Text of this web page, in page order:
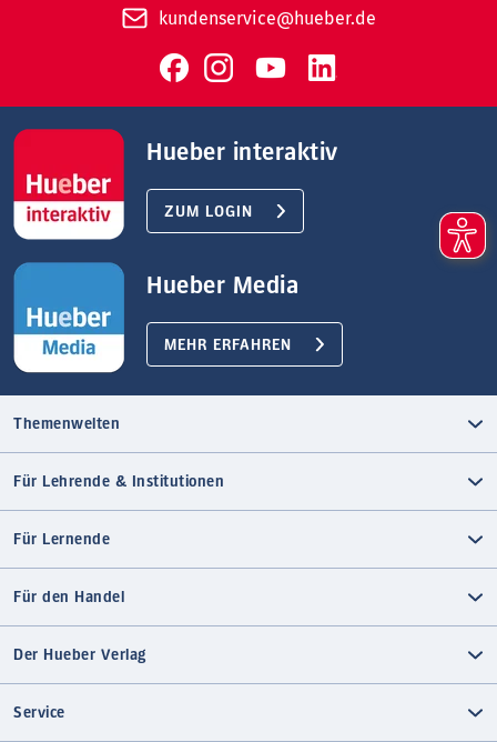
kundenservice@hueber.de
Hueber interaktiv
ZUM LOGIN
Hueber Media
MEHR ERFAHREN
Themenwelten
Für Lehrende & Institutionen
Für Lernende
Für den Handel
Der Hueber Verlag
Service